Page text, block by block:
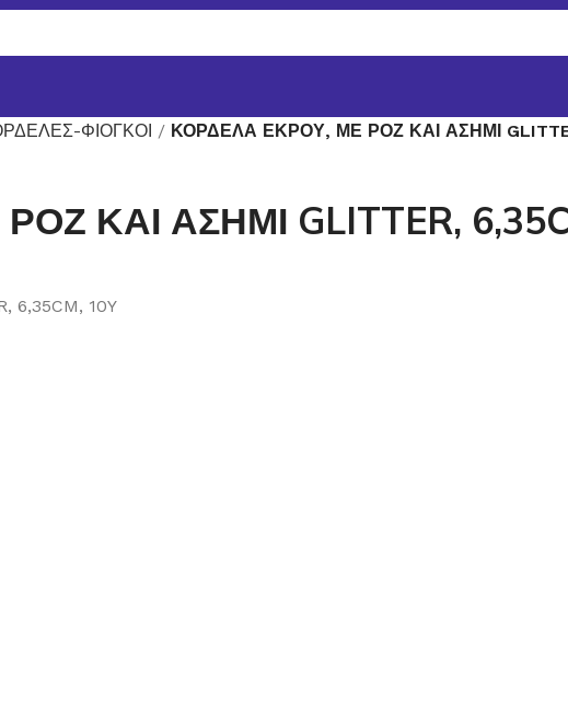
ΦΙΟΓΚΟΙ
ΚΟΡΔΕΛΑ ΕΚΡΟΥ, ΜΕ ΡΟΖ ΚΑΙ ΑΣΗΜΙ
ΚΑΙ ΑΣΗΜΙ GLITTER,
10Y